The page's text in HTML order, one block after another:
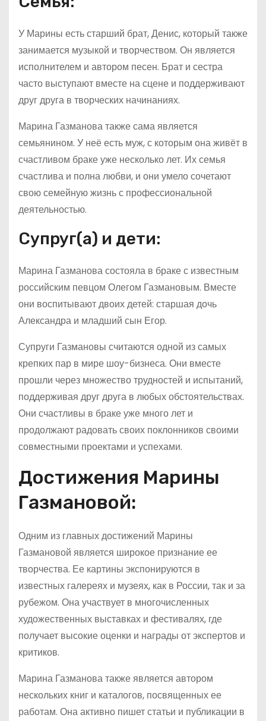
У Марины есть старший брат, Денис, который также
занимается музыкой и творчеством. Он является
исполнителем и автором песен. Брат и сестра
часто выступают вместе на сцене и поддерживают
друг друга в творческих начинаниях.
Марина Газманова также сама является
семьянином. У неё есть муж, с которым она живёт в
счастливом браке уже несколько лет. Их семья
счастлива и полна любви, и они умело сочетают
свою семейную жизнь с профессиональной
деятельностью.
Супруг(а) и дети:
Марина Газманова состояла в браке с известным
российским певцом Олегом Газмановым. Вместе
они воспитывают двоих детей: старшая дочь
Александра и младший сын Егор.
Супруги Газмановы считаются одной из самых
крепких пар в мире шоу-бизнеса. Они вместе
прошли через множество трудностей и испытаний,
поддерживая друг друга в любых обстоятельствах.
Они счастливы в браке уже много лет и
продолжают радовать своих поклонников своими
совместными проектами и успехами.
Достижения Марины
Газмановой:
Одним из главных достижений Марины
Газмановой является широкое признание ее
творчества. Ее картины экспонируются в
известных галереях и музеях, как в России, так и за
рубежом. Она участвует в многочисленных
художественных выставках и фестивалях, где
получает высокие оценки и награды от экспертов и
критиков.
Марина Газманова также является автором
нескольких книг и каталогов, посвященных ее
работам. Она активно пишет статьи и публикации в